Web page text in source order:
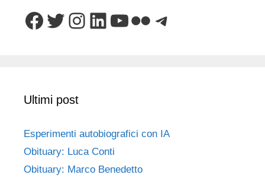
Facebook
Twitter
Instagram
LinkedIn
YouTube
FlickrTelegram
Ultimi post
Esperimenti autobiografici con IA
Obituary: Luca Conti
Obituary: Marco Benedetto